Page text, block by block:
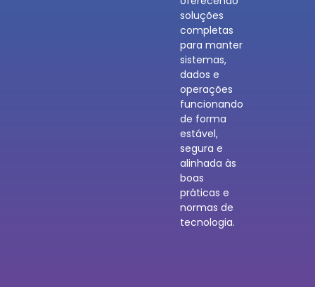
soluções
completas
para manter
sistemas,
dados e
operações
funcionando
de forma
estável,
segura e
alinhada às
boas
práticas e
normas de
tecnologia.